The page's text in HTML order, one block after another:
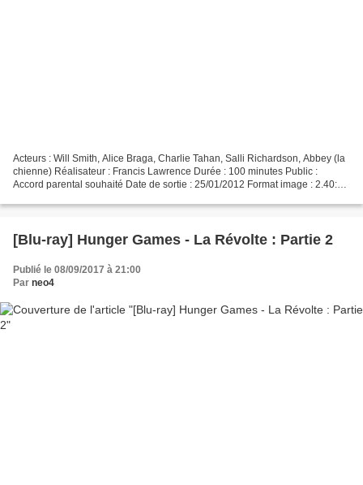
Acteurs : Will Smith, Alice Braga, Charlie Tahan, Salli Richardson, Abbey (la
chienne) Réalisateur : Francis Lawrence Durée : 100 minutes Public :
Accord parental souhaité Date de sortie : 25/01/2012 Format image : 2.40:1
[Blu-ray] Hunger Games - La Révolte : Partie 2
Publié le 08/09/2017 à 21:00
Par neo4